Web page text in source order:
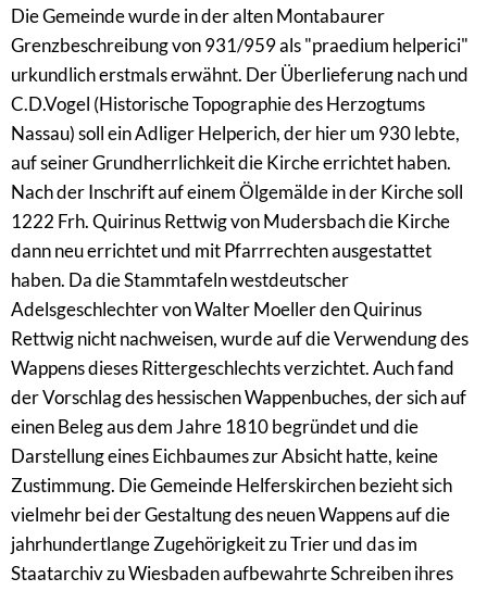
Die Gemeinde wurde in der alten Montabaurer
Grenzbeschreibung von 931/959 als "praedium helperici"
urkundlich erstmals erwähnt. Der Überlieferung nach und
C.D.Vogel (Historische Topographie des Herzogtums
Nassau) soll ein Adliger Helperich, der hier um 930 lebte,
auf seiner Grundherrlichkeit die Kirche errichtet haben.
Nach der Inschrift auf einem Ölgemälde in der Kirche soll
1222 Frh. Quirinus Rettwig von Mudersbach die Kirche
dann neu errichtet und mit Pfarrrechten ausgestattet
haben. Da die Stammtafeln westdeutscher
Adelsgeschlechter von Walter Moeller den Quirinus
Rettwig nicht nachweisen, wurde auf die Verwendung des
Wappens dieses Rittergeschlechts verzichtet. Auch fand
der Vorschlag des hessischen Wappenbuches, der sich auf
einen Beleg aus dem Jahre 1810 begründet und die
Darstellung eines Eichbaumes zur Absicht hatte, keine
Zustimmung. Die Gemeinde Helferskirchen bezieht sich
vielmehr bei der Gestaltung des neuen Wappens auf die
jahrhundertlange Zugehörigkeit zu Trier und das im
Staatarchiv zu Wiesbaden aufbewahrte Schreiben ihres